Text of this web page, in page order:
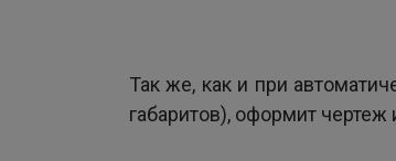
Так же, как и при
габаритов), оформит